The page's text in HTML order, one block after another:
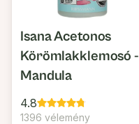
Isana Acetonos
Körömlakklemosó -
Mandula
4.8
1396 vélemény